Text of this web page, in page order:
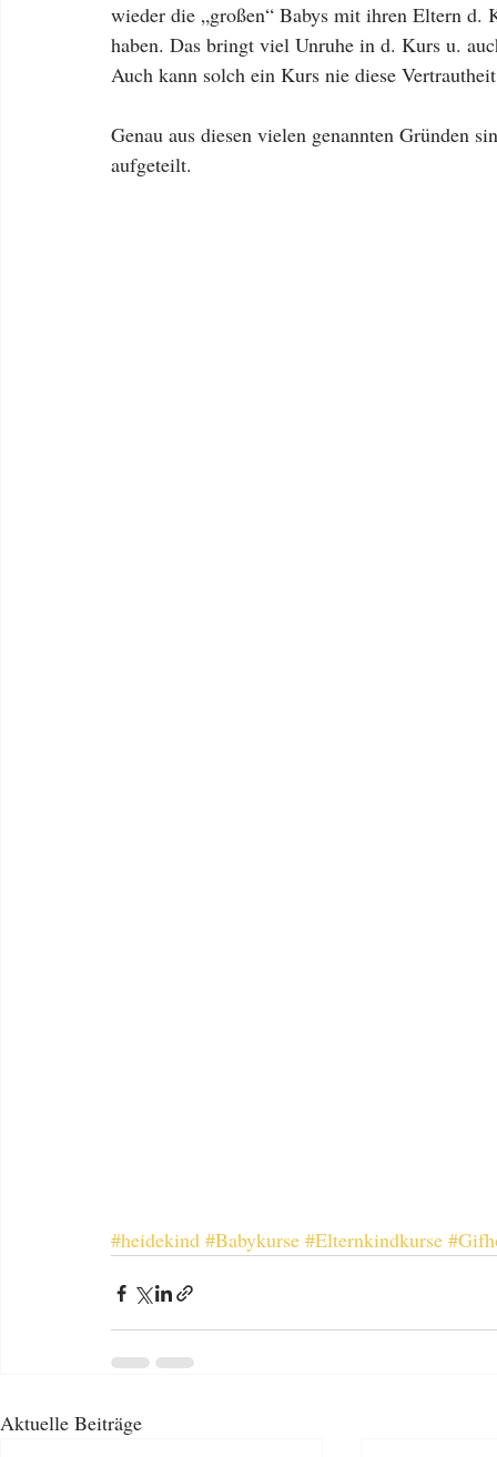
wieder die „großen“ Babys mit ihren Eltern d.
haben. Das bringt viel Unruhe in d. Kurs u.
Auch kann solch ein Kurs nie diese
Genau aus diesen vielen genannten Gründen
aufgeteilt.
#heidekind #Babykurse #Elternkindkurse
Aktuelle Beiträge